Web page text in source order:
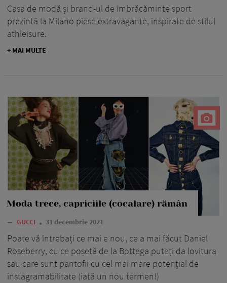
Casa de modă și brand-ul de îmbrăcăminte sport
prezintă la Milano piese extravagante, inspirate de stilul
athleisure.
+ MAI MULTE
Moda trece, capriciile (cocalare) rămân
— GUCCI 31 decembrie 2021
Poate vă întrebați ce mai e nou, ce a mai făcut Daniel
Roseberry, cu ce poșetă de la Bottega puteți da lovitura
sau care sunt pantofii cu cel mai mare potențial de
instagramabilitate (iată un nou termen!)